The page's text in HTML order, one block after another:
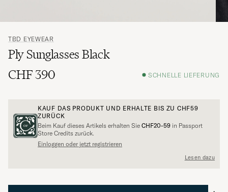
TBD EYEWEAR
Ply Sunglasses Black
CHF 390
SCHNELLE LIEFERUNG
KAUF DAS PRODUKT UND ERHALTE BIS ZU CHF59
ZURÜCK
Beim Kauf dieses Artikels erhalten Sie CHF20-59 in Passport
Store Credits zurück.
Einloggen oder jetzt registrieren
Lesen dazu